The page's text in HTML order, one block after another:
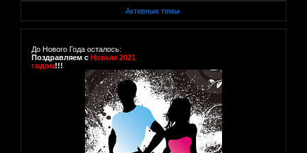
Активные темы
До Нового Года осталось:
Поздравляем с Новым 2021
годом!!!